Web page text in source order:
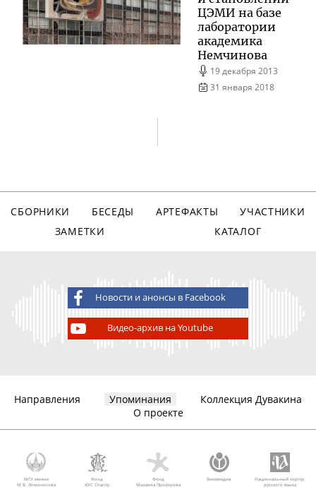
ЦЭМИ на базе
лаборатории
академика
Немчинова
19 декабря 2013
31 января 2018
СБОРНИКИ БЕСЕДЫ АРТЕФАКТЫ
УЧАСТНИКИ
ЗАМЕТКИ
КАТАЛОГ
Новости и анонсы в Facebook
Видео-архив на Youtube
Направления Упоминания
Коллекция Дувакина
О проекте
МГУ имени
М.В. Ломоносова
Фонд
AVC Charity
Фонд
Михаила Прохорова
Викимедиа
Национальный корпус
русского языка